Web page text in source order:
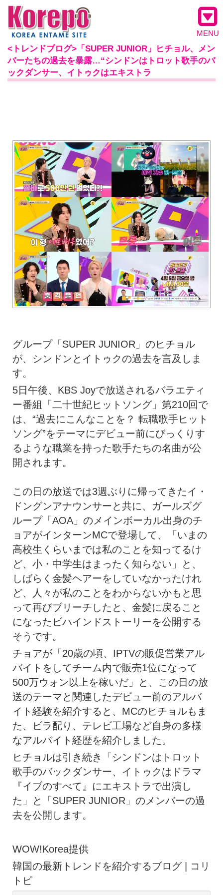
MENU
<トレンドブログ>「SUPER JUNIOR」ヒチョル、メン
バーたちの過去を暴露…“シンドンはトロット歌手のバ
ックダンサー、イトゥクはエキストラ
グループ「SUPER JUNIOR」のヒチョル
が、シンドンとイトゥクの過去を言及しま
す。
5日午後、KBS Joyで放送されるバラエティ
ー番組「二十世紀ヒットソング」第210回で
は、“過去にこんなことを？ 転職歌手ヒット
ソング”をテーマにデビュー前にびっくりす
るような職業を持った歌手たちの名曲が公
開されます。
この日の放送では3週ぶりに帰ってきたイ・
ドングンアナウンサーと共に、ガールズグ
ループ「AOA」のメインボーカル出身のチ
ョアがインターンMCで登場して、「いまの
高校生くらいまでは私のことを知ってるけ
ど、小・中学生はまったく知らない」と、
しばらく金髪ヘアーをしていなかったけれ
ど、人々が私のことをわからないかもと思
って再びブリーチしたと、金髪に戻ること
になったビハインドストーリーを公開する
そうです。
チョアが「20歳の頃、IPTVの販促営業アル
バイトをしてチーム内で販売1位になって
500万ウォン以上を稼いだ」と、この日の放
送のテーマと関連したデビュー前のアルバ
イト経験を紹介すると、MCのヒチョルもま
た、ビラ配り、テレビ工場など自身の多様
なアルバイト経歴を紹介しました。
ヒチョルは引き続き「シンドンはトロット
歌手のバックダンサー、イトゥクはドラマ
『イブのすべて』にエキストラで出演し
た」と「SUPER JUNIOR」のメンバーの過
去を公開します。
WOW!Korea提供
韓国の最新トレンドを紹介するブログ | コリ
トピ